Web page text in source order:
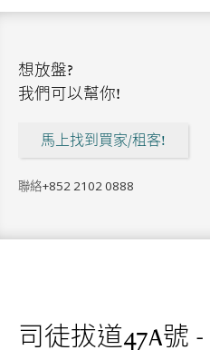
想放盤?
我們可以幫你!
馬上找到買家/租客!
聯絡+852 2102 0888
司徒拔道47A號